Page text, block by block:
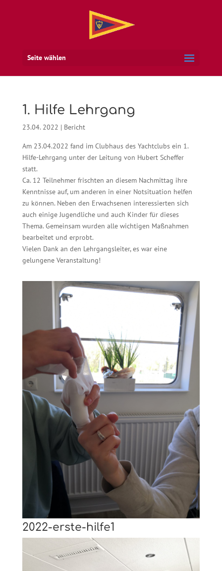
Seite wählen
1. Hilfe Lehrgang
23.04. 2022 | Bericht
Am 23.04.2022 fand im Clubhaus des Yachtclubs ein 1.
Hilfe-Lehrgang unter der Leitung von Hubert Scheffer
statt.
Ca. 12 Teilnehmer frischten an diesem Nachmittag ihre
Kenntnisse auf, um anderen in einer Notsituation helfen
zu können. Neben den Erwachsenen interessierten sich
auch einige Jugendliche und auch Kinder für dieses
Thema. Gemeinsam wurden alle wichtigen Maßnahmen
bearbeitet und erprobt.
Vielen Dank an den Lehrgangsleiter, es war eine
gelungene Veranstaltung!
2022-erste-hilfe1